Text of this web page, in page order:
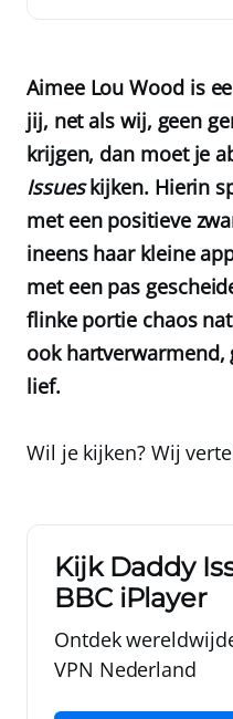
Aimee Lou Wood is
jij, net als wij, geen
krijgen, dan moet je
Issueskijken. Hierin
met een positieve
ineens haar kleine
met een pas
flinke portie chaos
ook hartverwarmend,
lief.
Wil je kijken? Wij
Kijk Daddy
BBC iPlayer
Ontdek
VPN Nederland